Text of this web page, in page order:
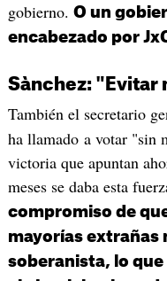
gobierno. O un
encabezado por
Sànchez: "Evitar
También el secretario
ha llamado a votar "sin
victoria que apuntan
meses se daba esta
compromiso de
mayorías extrañas
soberanista, lo